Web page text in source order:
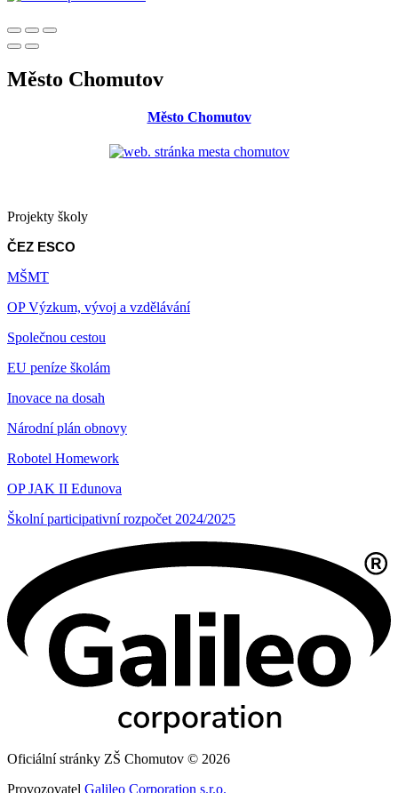
Město Chomutov
Město Chomutov
Projekty školy
ČEZ ESCO
MŠMT
OP Výzkum, vývoj a vzdělávání
Společnou cestou
EU peníze školám
Inovace na dosah
Národní plán obnovy
Robotel Homework
OP JAK II Edunova
Školní participativní rozpočet 2024/2025
Oficiální stránky ZŠ Chomutov © 2026
Provozovatel Galileo Corporation s.r.o.